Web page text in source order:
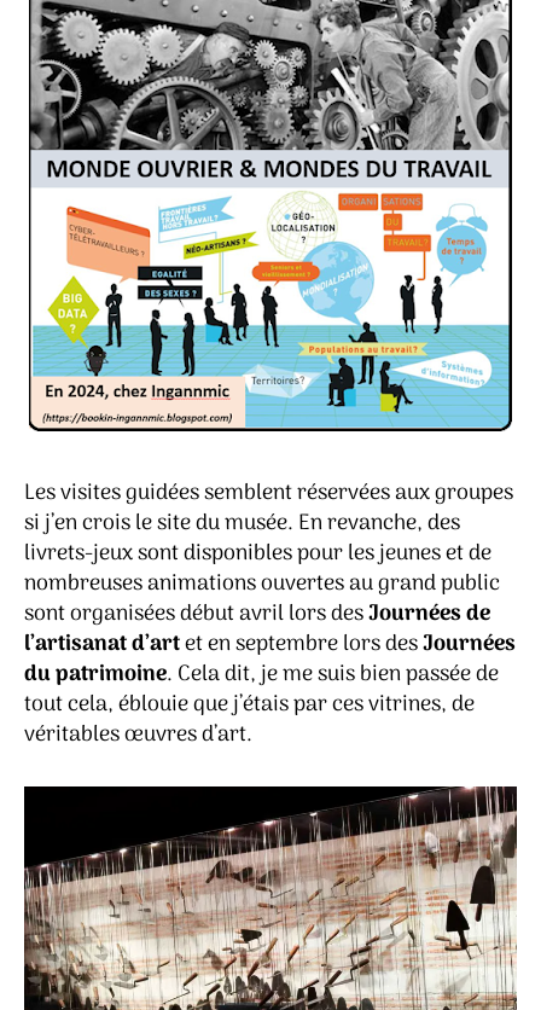
Les visites guidées semblent réservées aux groupes
si j’en crois le site du musée. En revanche, des
livrets-jeux sont disponibles pour les jeunes et de
nombreuses animations ouvertes au grand public
sont organisées début avril lors desJournées de
l’artisanat d’artet en septembre lors desJournées
du patrimoine. Cela dit, je me suis bien passée de
tout cela, éblouie que j’étais par ces vitrines, de
véritables œuvres d’art.